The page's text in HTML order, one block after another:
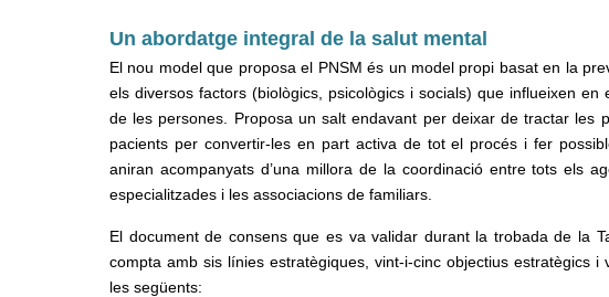
Un abordatge integral de la salut mental
El nou model que proposa el PNSM és un model propi basat en la
els diversos factors (biològics, psicològics i socials) que influeixen
de les persones. Proposa un salt endavant per deixar de tractar les
pacients per convertir-les en part activa de tot el procés i fer
aniran acompanyats d’una millora de la coordinació entre tots els
especialitzades i les associacions de familiars.
El document de consens que es va validar durant la trobada de la
compta amb sis línies estratègiques, vint-i-cinc objectius estratègics
les següents: